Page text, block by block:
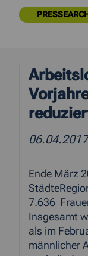
06.04.2017
Ende März
7.636
Insgesamt
als im
männlicher